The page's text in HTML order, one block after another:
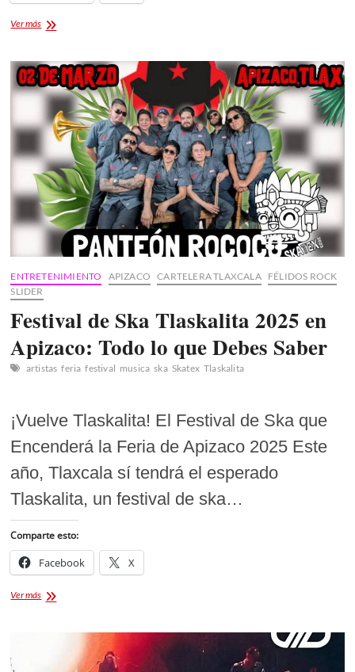
Ver másAlfredo
Palenque
de
feria
Tlaxcala
2025
ENTRETENIMIENTO APIZACO CARTELERA TLAXCALA
FÉLIDOS ROCK
SLIDER
Festival de Ska Tlaskalita 2025 en
Apizaco: Todo lo que Debes Saber
artistas feria festival musica ska Skatex Tlaskalita
¡Vuelve Tlaskalita! El Festival de Ska que
Encenderá la Feria de Apizaco 2025 Este
año, Tlaxcala sí tendrá el esperado
Tlaskalita, un festival de ska…
Comparte esto:
Facebook X
Ver másFestival
Tlaskalita